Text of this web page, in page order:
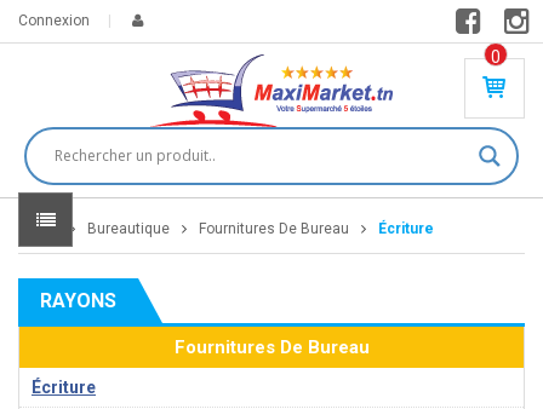
Connexion
0
PR
DU
IT(
S)
DT
Home Bureautique Fournitures De Bureau Écriture
RAYONS
Fournitures De Bureau
Écriture